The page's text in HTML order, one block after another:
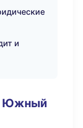
и
Южный